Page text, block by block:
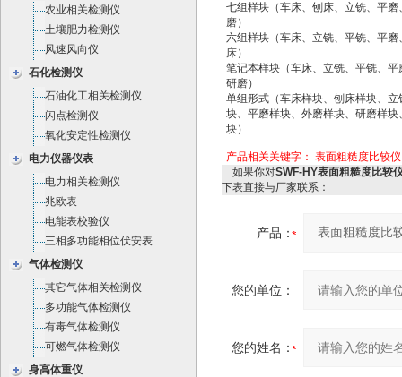
农业相关检测仪
土壤肥力检测仪
风速风向仪
石化检测仪
石油化工相关检测仪
闪点检测仪
氧化安定性检测仪
电力仪器仪表
电力相关检测仪
兆欧表
电能表校验仪
三相多功能相位伏安表
气体检测仪
其它气体相关检测仪
多功能气体检测仪
有毒气体检测仪
可燃气体检测仪
身高体重仪
七组样块（车床、刨床、立铣、平磨
磨）
六组样块（车床、立铣、平铣、平磨
床）
笔记本样块（车床、立铣、平铣、平
研磨）
单组形式（车床样块、刨床样块、立
块、平磨样块、外磨样块、研磨样块
块）
产品相关关键字： 表面粗糙度比较仪
如果你对SWF-HY表面粗糙度比较
下表直接与厂家联系：
产品：
您的单位：
您的姓名：